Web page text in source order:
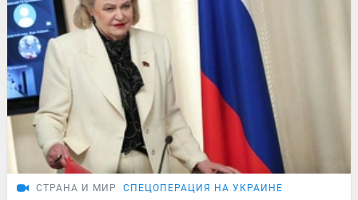
СТРАНА И МИР СПЕЦОПЕРАЦИЯ НА УКРАИНЕ